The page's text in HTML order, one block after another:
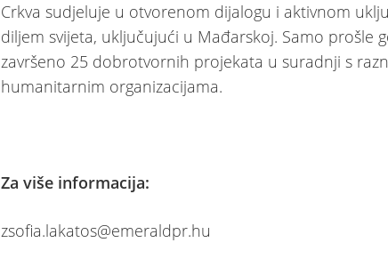
Crkva sudjeluje u otvorenom dijalogu i aktivnom
diljem svijeta, uključujući u Mađarskoj. Samo prošle
završeno 25 dobrotvornih projekata u suradnji s
humanitarnim organizacijama.
Za više informacija:
zsofia.lakatos@emeraldpr.hu